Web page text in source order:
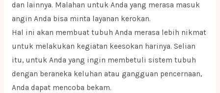
dan lainnya. Malahan untuk Anda yang merasa masuk
angin Anda bisa minta layanan kerokan.
Hal ini akan membuat tubuh Anda merasa lebih nikmat
untuk melakukan kegiatan keesokan harinya. Selian
itu, untuk Anda yang ingin membetuli sistem tubuh
dengan beraneka keluhan atau gangguan pencernaan,
Anda dapat mencoba bekam.